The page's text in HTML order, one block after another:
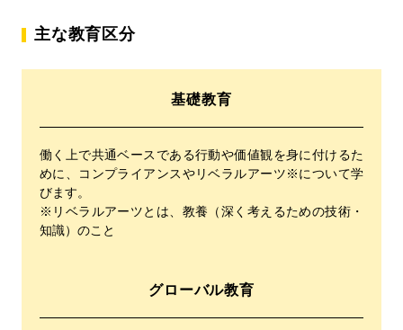
主な教育区分
基礎教育
働く上で共通ベースである行動や価値観を身に付けるた
めに、コンプライアンスやリベラルアーツ※について学
びます。
※リベラルアーツとは、教養（深く考えるための技術・
知識）のこと
グローバル教育